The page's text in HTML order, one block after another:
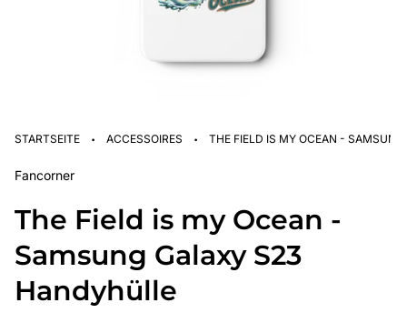
STARTSEITE · ACCESSOIRES · THE FIELD IS MY OCEAN -
Fancorner
The Field is my Ocean -
Samsung Galaxy S23
Handyhülle